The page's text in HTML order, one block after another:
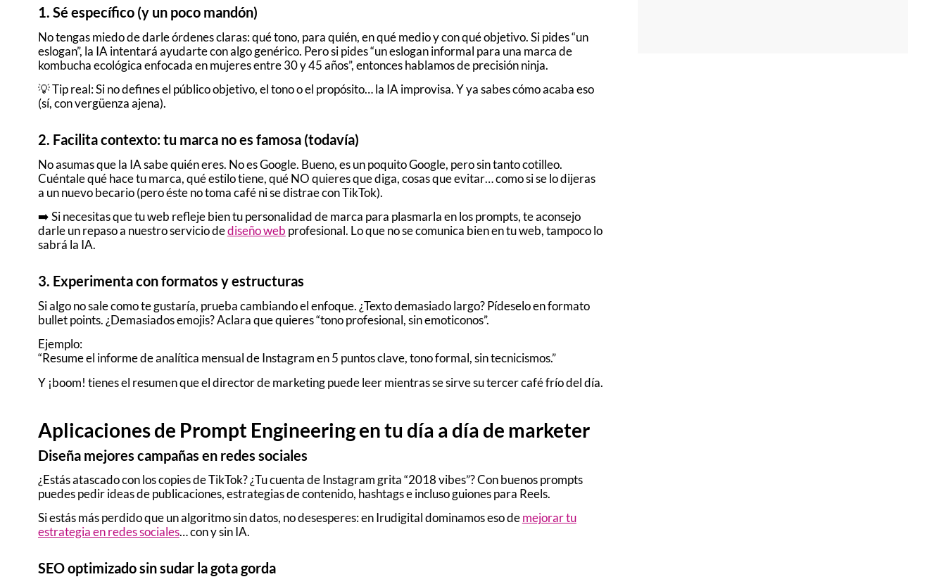
1. Sé específico (y un poco mandón)
No tengas miedo de darle órdenes claras: qué tono, para quién, en qué medio y con qué objetivo. Si pides “un
eslogan”, la IA intentará ayudarte con algo genérico. Pero si pides “un eslogan informal para una marca de
kombucha ecológica enfocada en mujeres entre 30 y 45 años”, entonces hablamos de precisión ninja.
💡 Tip real: Si no defines el público objetivo, el tono o el propósito… la IA improvisa. Y ya sabes cómo acaba eso
(sí, con vergüenza ajena).
2. Facilita contexto: tu marca no es famosa (todavía)
No asumas que la IA sabe quién eres. No es Google. Bueno, es un poquito Google, pero sin tanto cotilleo.
Cuéntale qué hace tu marca, qué estilo tiene, qué NO quieres que diga, cosas que evitar… como si se lo dijeras
a un nuevo becario (pero éste no toma café ni se distrae con TikTok).
➡️ Si necesitas que tu web refleje bien tu personalidad de marca para plasmarla en los prompts, te aconsejo
darle un repaso a nuestro servicio dediseño web profesional. Lo que no se comunica bien en tu web, tampoco lo
sabrá la IA.
3. Experimenta con formatos y estructuras
Si algo no sale como te gustaría, prueba cambiando el enfoque. ¿Texto demasiado largo? Pídeselo en formato
bullet points. ¿Demasiados emojis? Aclara que quieres “tono profesional, sin emoticonos”.
Ejemplo:
“Resume el informe de analítica mensual de Instagram en 5 puntos clave, tono formal, sin tecnicismos.”
Y ¡boom! tienes el resumen que el director de marketing puede leer mientras se sirve su tercer café frío del día.
Aplicaciones de Prompt Engineering en tu día a día de marketer
Diseña mejores campañas en redes sociales
¿Estás atascado con los copies de TikTok? ¿Tu cuenta de Instagram grita “2018 vibes”? Con buenos prompts
puedes pedir ideas de publicaciones, estrategias de contenido, hashtags e incluso guiones para Reels.
Si estás más perdido que un algoritmo sin datos, no desesperes: en Irudigital dominamos eso demejorar tu
estrategia en redes sociales… con y sin IA.
SEO optimizado sin sudar la gota gorda